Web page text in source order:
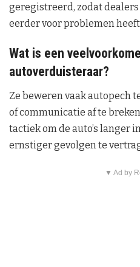
geregistreerd, zodat
eerder voor problemen
Wat is een
autoverduisteraar?
Ze beweren vaak autopech
of communicatie af te
tactiek om de auto’s langer
ernstiger gevolgen te
▼ Ad by